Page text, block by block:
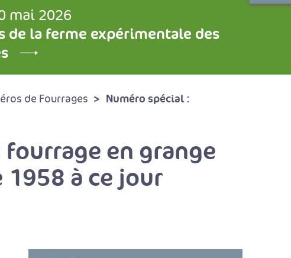
mai 2026
de la ferme expérimentale des
de Fourrages
Numéro spécial :
en grange
à ce jour